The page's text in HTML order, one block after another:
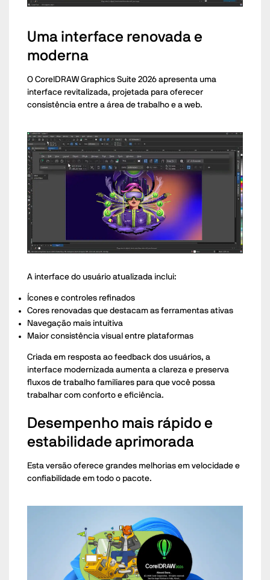
Uma interface renovada e
moderna
O CorelDRAW Graphics Suite 2026 apresenta uma
interface revitalizada, projetada para oferecer
consistência entre a área de trabalho e a web.
A interface do usuário atualizada inclui:
Ícones e controles refinados
Cores renovadas que destacam as ferramentas ativas
Navegação mais intuitiva
Maior consistência visual entre plataformas
Criada em resposta ao feedback dos usuários, a
interface modernizada aumenta a clareza e preserva
fluxos de trabalho familiares para que você possa
trabalhar com conforto e eficiência.
Desempenho mais rápido e
estabilidade aprimorada
Esta versão oferece grandes melhorias em velocidade e
confiabilidade em todo o pacote.